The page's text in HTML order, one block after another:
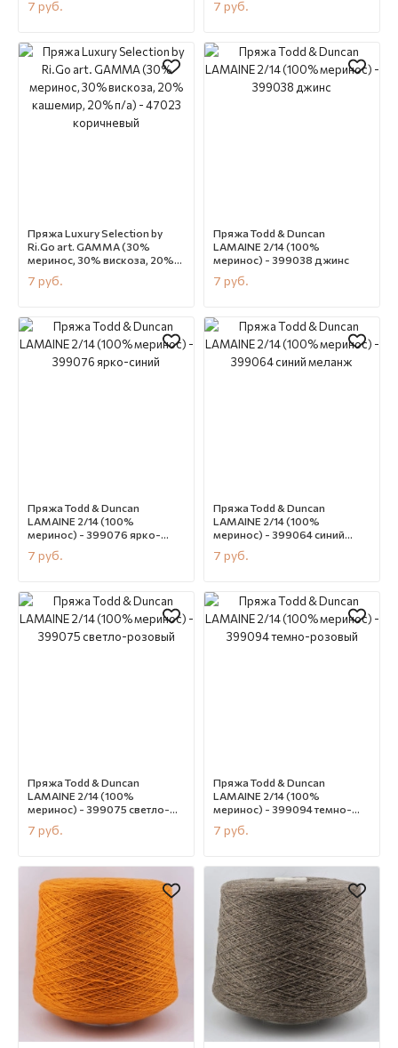
т.бежевый
7 руб.
В наличии CN12155
терракот
7 руб.
В наличии CN12154
Пряжа Luxury Selection by
Ri.Go art. GAMMA (30%
меринос, 30% вискоза, 20%
кашемир, 20% п/а) - 47023
коричневый
7 руб.
В наличии CN12153
Пряжа Todd & Duncan
LAMAINE 2/14 (100%
меринос) - 399038 джинс
7 руб.
В наличии CN12063
Пряжа Todd & Duncan
LAMAINE 2/14 (100%
меринос) - 399076 ярко-
синий
7 руб.
В наличии CN12062
Пряжа Todd & Duncan
LAMAINE 2/14 (100%
меринос) - 399064 синий
меланж
7 руб.
В наличии CN12060
Пряжа Todd & Duncan
LAMAINE 2/14 (100%
меринос) - 399075 светло-
розовый
7 руб.
В наличии CN12059
Пряжа Todd & Duncan
LAMAINE 2/14 (100%
меринос) - 399094 темно-
розовый
7 руб.
В наличии CN12058